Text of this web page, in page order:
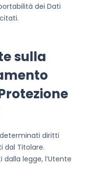
dei Dati
sulla
diritti
dal Titolare.
legge, l’Utente